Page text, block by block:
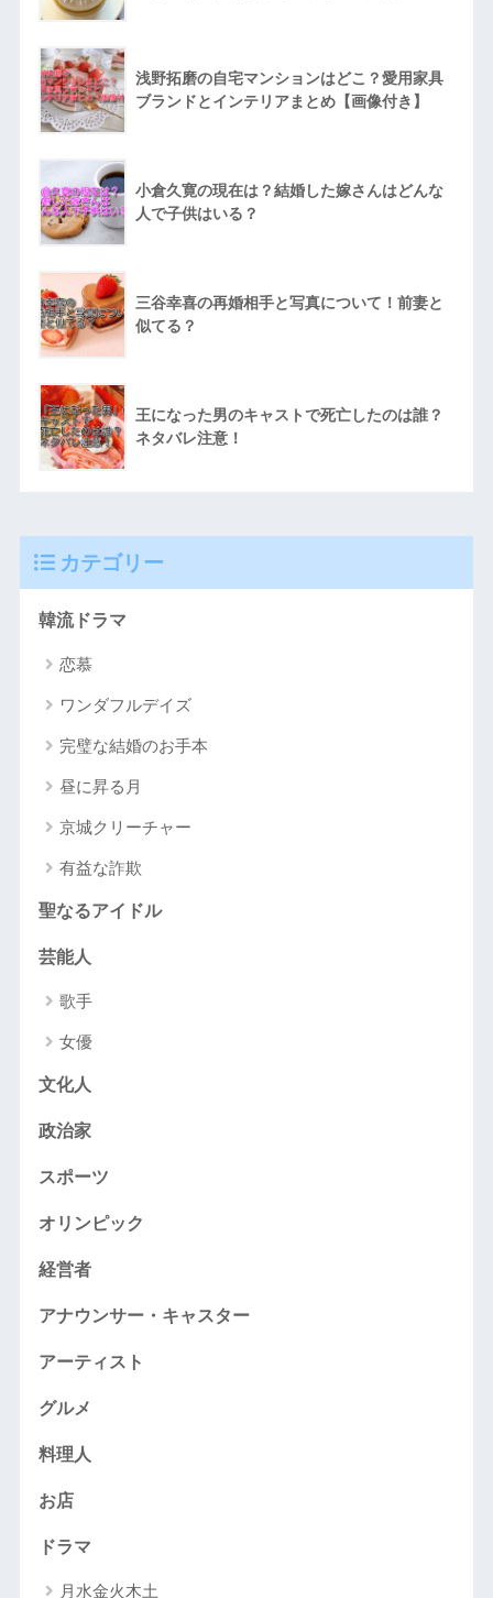
浅野拓磨の自宅マンションはどこ？愛用家具
ブランドとインテリアまとめ【画像付き】
小倉久寛の現在は？結婚した嫁さんはどんな
人で子供はいる？
三谷幸喜の再婚相手と写真について！前妻と
似てる？
王になった男のキャストで死亡したのは誰？
ネタバレ注意！
カテゴリー
韓流ドラマ
恋慕
ワンダフルデイズ
完璧な結婚のお手本
昼に昇る月
京城クリーチャー
有益な詐欺
聖なるアイドル
芸能人
歌手
女優
文化人
政治家
スポーツ
オリンピック
経営者
アナウンサー・キャスター
アーティスト
グルメ
料理人
お店
ドラマ
月水金火木土